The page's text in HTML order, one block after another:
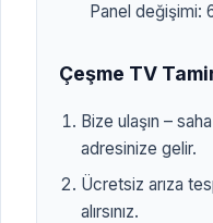
Panel değişimi:
Çeşme TV
Bize ulaşın –
adresinize gelir.
Ücretsiz arıza
alırsınız.